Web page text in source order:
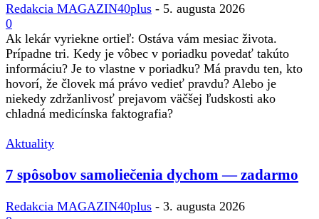
Redakcia MAGAZIN40plus - 5. augusta 2026
0
Ak lekár vyriekne ortieľ: Ostáva vám mesiac života.
Prípadne tri. Kedy je vôbec v poriadku povedať takúto
informáciu? Je to vlastne v poriadku? Má pravdu ten, kto
hovorí, že človek má právo vedieť pravdu? Alebo je
niekedy zdržanlivosť prejavom väčšej ľudskosti ako
chladná medicínska faktografia?
Aktuality
7 spôsobov samoliečenia dychom — zadarmo
Redakcia MAGAZIN40plus - 3. augusta 2026